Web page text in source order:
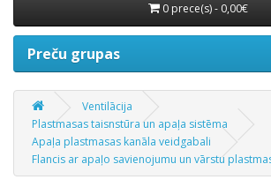
0 prece(s) - 0,00€
Preču grupas
Ventilācija
Plastmasas taisnstūra un apaļa sistēma
Apaļa plastmasas kanāla veidgabali
Flancis ar apaļo savienojumu un vārstu